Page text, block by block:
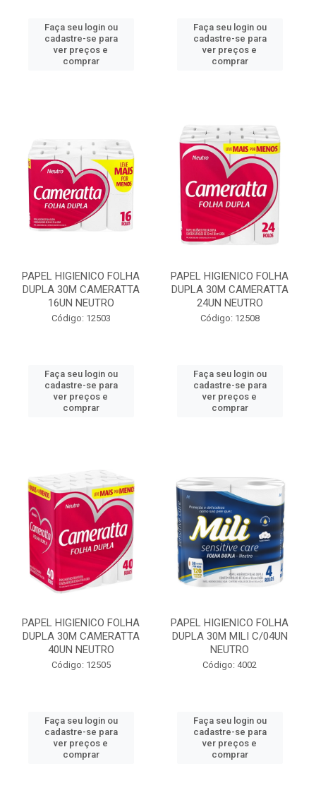
Faça seu login ou
cadastre-se para
ver preços e
comprar
Faça seu login ou
cadastre-se para
ver preços e
comprar
PAPEL HIGIENICO FOLHA
DUPLA 30M CAMERATTA
16UN NEUTRO
Código: 12503
Faça seu login ou
cadastre-se para
ver preços e
comprar
PAPEL HIGIENICO FOLHA
DUPLA 30M CAMERATTA
24UN NEUTRO
Código: 12508
Faça seu login ou
cadastre-se para
ver preços e
comprar
PAPEL HIGIENICO FOLHA
DUPLA 30M CAMERATTA
40UN NEUTRO
Código: 12505
Faça seu login ou
cadastre-se para
ver preços e
comprar
PAPEL HIGIENICO FOLHA
DUPLA 30M MILI C/04UN
NEUTRO
Código: 4002
Faça seu login ou
cadastre-se para
ver preços e
comprar